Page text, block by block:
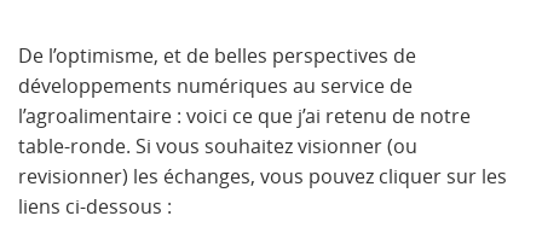
De l’optimisme, et de belles perspectives de
développements numériques au service de
l’agroalimentaire : voici ce que j’ai retenu de notre
table-ronde. Si vous souhaitez visionner (ou
revisionner) les échanges, vous pouvez cliquer sur les
liens ci-dessous :